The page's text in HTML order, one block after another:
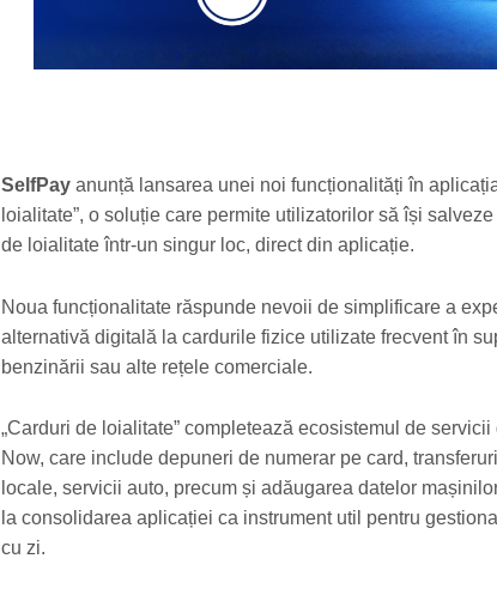
SelfPay anunță lansarea unei noi funcționalități în
loialitate”, o soluție care permite utilizatorilor să își
de loialitate într-un singur loc, direct din aplicație.
Noua funcționalitate răspunde nevoii de simplificare a
alternativă digitală la cardurile fizice utilizate frecvent în
benzinării sau alte rețele comerciale.
„Carduri de loialitate” completează ecosistemul de
Now, care include depuneri de numerar pe card,
locale, servicii auto, precum și adăugarea datelor
la consolidarea aplicației ca instrument util pentru
cu zi.